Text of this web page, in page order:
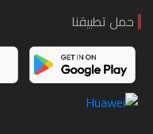
حمل تطبيقنا